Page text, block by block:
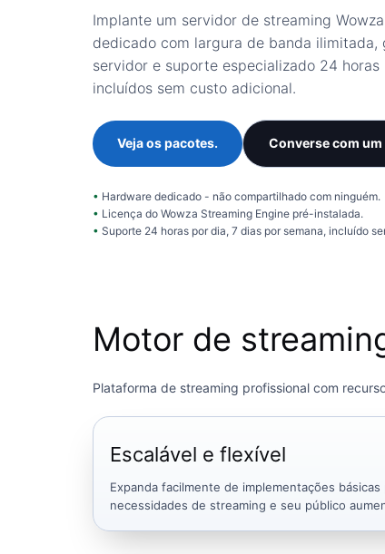
Implante um servidor de streaming
dedicado com largura de banda
servidor e suporte especializado 24
incluídos sem custo adicional.
Veja os pacotes. Converse com
Hardware dedicado - não compartilhado com ninguém.
Licença do Wowza Streaming Engine pré-instalada.
Suporte 24 horas por dia, 7 dias por semana, incluído
Motor de
Plataforma de streaming profissional com
Escalável e flexível
Expanda facilmente de implementações
necessidades de streaming e seu público